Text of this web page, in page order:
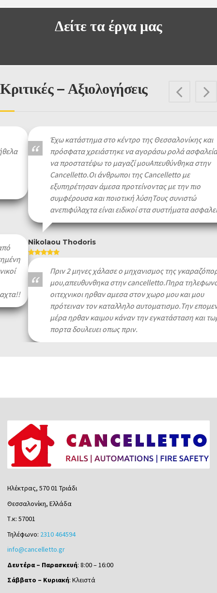
Δείτε τα έργα μας
Κριτικές – Αξιολογήσεις
Έχω κατάστημα στο κέντρο της Θεσσαλονίκης και
πρόσφατα χρειάστηκε να αγοράσω ρολά ασφαλείας για
να προστατέψω το μαγαζί μουΑπευθύνθηκα στην
Cancelletto.Οι άνθρωποι της Cancelletto με
εξυπηρέτησαν άμεσα προτείνοντας με την πιο
συμφέρουσα και ποιοτική λύσηΤους συνιστώ
ανεπιφύλαχτα είναι ειδικοί στα συστήματα ασφαλείας
Nikolaou Thodoris
Πριν 2 μηνες χάλασε ο μηχανισμος της γκαραζόπορτας
μου,απευθυνθηκα στην cancelletto.Πηρα τηλεφωνο και
οιτεχνικοι ηρθαν αμεσα στον χωρο μου και μου
πρότειναν τον καταλληλο αυτοματισμο.Την επομενη
μέρα ηρθαν καιμου κάναν την εγκατάσταση και τωρα η
πορτα δουλευει οπως πριν.
Ηλέκτρας, 570 01 Τριάδι
Θεσσαλονίκη, Ελλάδα
Τ.κ: 57001
Τηλέφωνο:
2310 464594
info@cancelletto.gr